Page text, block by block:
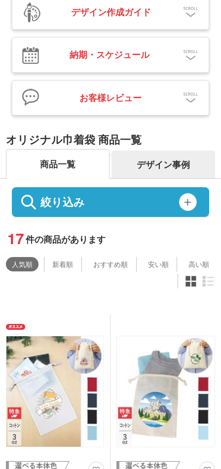
デザイン作成ガイド
納期・スケジュール
お客様レビュー
オリジナル巾着袋 商品一覧
商品一覧 デザイン事例
絞り込み
17件の商品があります
人気順 新着順 おすすめ順 安い順 高い順